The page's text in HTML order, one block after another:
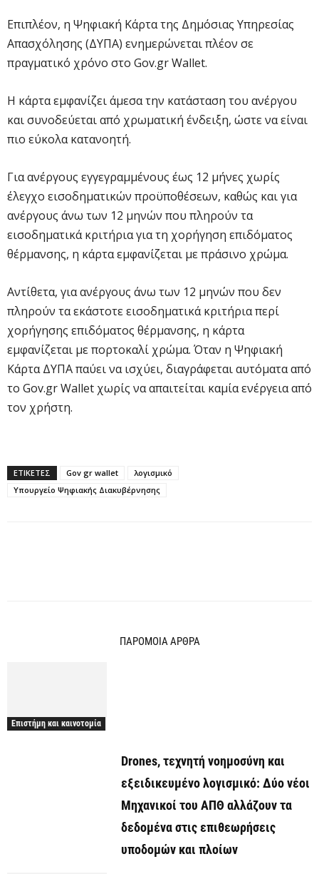
Επιπλέον, η Ψηφιακή Κάρτα της Δημόσιας Υπηρεσίας
Απασχόλησης (ΔΥΠΑ) ενημερώνεται πλέον σε
πραγματικό χρόνο στο Gov.gr Wallet.
Η κάρτα εμφανίζει άμεσα την κατάσταση του ανέργου
και συνοδεύεται από χρωματική ένδειξη, ώστε να είναι
πιο εύκολα κατανοητή.
Για ανέργους εγγεγραμμένους έως 12 μήνες χωρίς
έλεγχο εισοδηματικών προϋποθέσεων, καθώς και για
ανέργους άνω των 12 μηνών που πληρούν τα
εισοδηματικά κριτήρια για τη χορήγηση επιδόματος
θέρμανσης, η κάρτα εμφανίζεται με πράσινο χρώμα.
Αντίθετα, για ανέργους άνω των 12 μηνών που δεν
πληρούν τα εκάστοτε εισοδηματικά κριτήρια περί
χορήγησης επιδόματος θέρμανσης, η κάρτα
εμφανίζεται με πορτοκαλί χρώμα. Όταν η Ψηφιακή
Κάρτα ΔΥΠΑ παύει να ισχύει, διαγράφεται αυτόματα από
το Gov.gr Wallet χωρίς να απαιτείται καμία ενέργεια από
τον χρήστη.
ΕΤΙΚΕΤΕΣ Gov gr wallet
λογισμικό
Υπουργείο Ψηφιακής Διακυβέρνησης
ΠΑΡΟΜΟΙΑ ΑΡΘΡΑ
Επιστήμη και καινοτομία
Drones, τεχνητή νοημοσύνη και
εξειδικευμένο λογισμικό: Δύο νέοι
Μηχανικοί του ΑΠΘ αλλάζουν τα
δεδομένα στις επιθεωρήσεις
υποδομών και πλοίων